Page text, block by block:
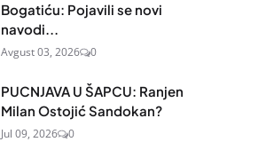
Bogatiću: Pojavili se novi
navodi...
Avgust 03, 2026 0
PUCNJAVA U ŠAPCU: Ranjen
Milan Ostojić Sandokan?
Jul 09, 2026 0